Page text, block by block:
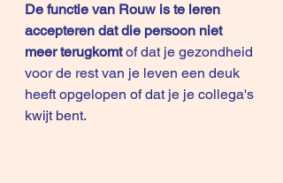
De functie van Rouw is te leren
accepteren dat die persoon niet
meer terugkomt of dat je gezondheid
voor de rest van je leven een deuk
heeft opgelopen of dat je je collega's
kwijt bent.